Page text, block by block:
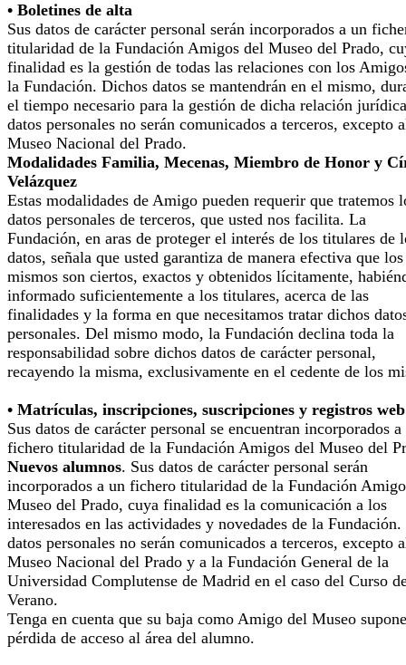
• Boletines de alta
Sus datos de carácter personal serán incorporados a un
titularidad de la Fundación Amigos del Museo del Prado,
finalidad es la gestión de todas las relaciones con los
la Fundación. Dichos datos se mantendrán en el mismo,
el tiempo necesario para la gestión de dicha relación
datos personales no serán comunicados a terceros, excepto
Museo Nacional del Prado.
Modalidades Familia, Mecenas, Miembro de Honor y
Velázquez
Estas modalidades de Amigo pueden requerir que tratemos
datos personales de terceros, que usted nos facilita. La
Fundación, en aras de proteger el interés de los titulares de
datos, señala que usted garantiza de manera efectiva que los
mismos son ciertos, exactos y obtenidos lícitamente,
informado suficientemente a los titulares, acerca de las
finalidades y la forma en que necesitamos tratar dichos
personales. Del mismo modo, la Fundación declina toda la
responsabilidad sobre dichos datos de carácter personal,
recayendo la misma, exclusivamente en el cedente de los
• Matrículas, inscripciones, suscripciones y registros web
Sus datos de carácter personal se encuentran incorporados a
fichero titularidad de la Fundación Amigos del Museo del
Nuevos alumnos. Sus datos de carácter personal serán
incorporados a un fichero titularidad de la Fundación
Museo del Prado, cuya finalidad es la comunicación a los
interesados en las actividades y novedades de la Fundación.
datos personales no serán comunicados a terceros, excepto
Museo Nacional del Prado y a la Fundación General de la
Universidad Complutense de Madrid en el caso del Curso
Verano.
Tenga en cuenta que su baja como Amigo del Museo
pérdida de acceso al área del alumno.